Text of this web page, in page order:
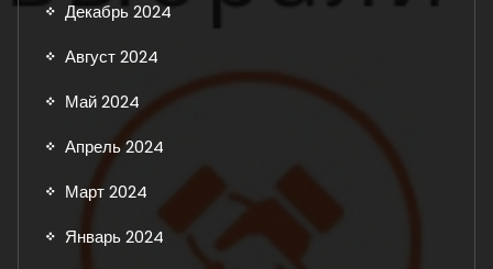
Декабрь 2024
Август 2024
Май 2024
Апрель 2024
Март 2024
Январь 2024